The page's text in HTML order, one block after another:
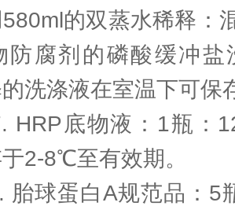
的双蒸水稀释：
防腐剂的磷酸缓冲
洗涤液在室温下可保
底物液：1瓶：
2-8℃至有效期。
球蛋白A规范品：5